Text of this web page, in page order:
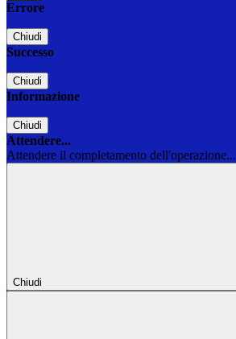
Errore
Chiudi
Successo
Chiudi
Informazione
Chiudi
Attendere...
Attendere il completamento dell'operazione...
Chiudi